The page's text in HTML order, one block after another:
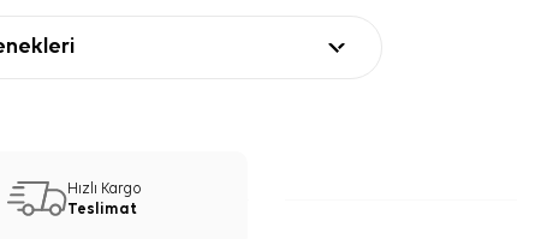
Hızlı Kargo
Teslimat